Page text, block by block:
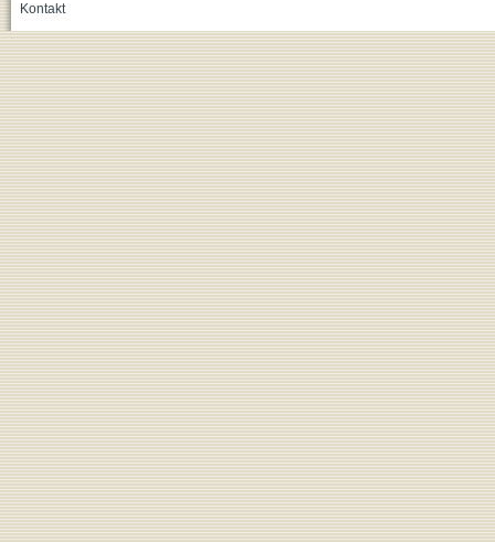
Kontakt